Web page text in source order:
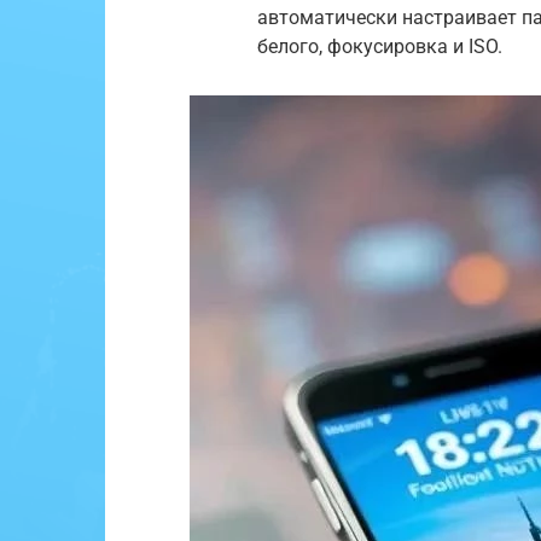
автоматически настраивает
белого, фокусировка и ISO.